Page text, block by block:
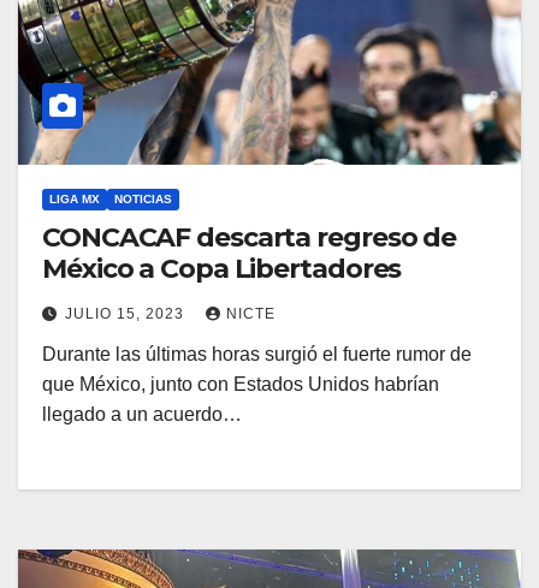
LIGA MX NOTICIAS
CONCACAF descarta regreso de
México a Copa Libertadores
JULIO 15, 2023 NICTE
Durante las últimas horas surgió el fuerte rumor de
que México, junto con Estados Unidos habrían
llegado a un acuerdo…